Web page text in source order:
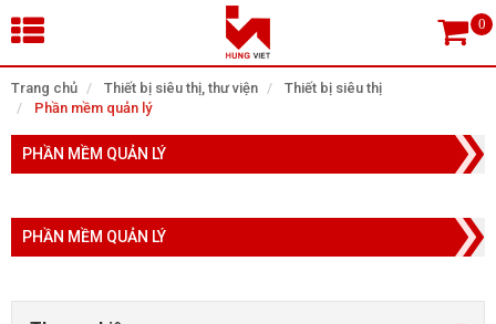
Trang chủ Thiết bị siêu thị, thư viện
Thiết bị siêu thị
Phần mềm quản lý
PHẦN MỀM QUẢN LÝ
PHẦN MỀM QUẢN LÝ
×
Tìm theo danh mục